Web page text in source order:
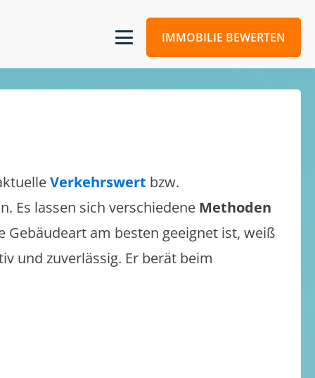
IMMOBILIE BEWERTEN
Verkehrswert bzw.
Es lassen sich verschiedene Methoden
Gebäudeart am besten geeignet ist, weiß
und zuverlässig. Er berät beim